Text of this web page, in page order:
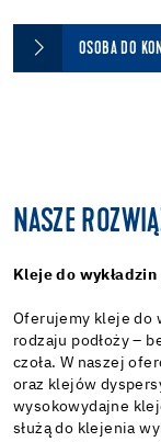
OSOBA DO
NASZE
Kleje do wykładzin
Oferujemy kleje do
rodzaju podłoży –
czoła. W naszej
oraz klejów
wysokowydajne
służą do klejenia